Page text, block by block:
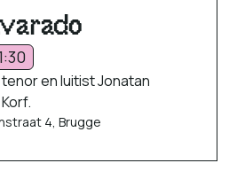
en luitist Jonatan
4, Brugge